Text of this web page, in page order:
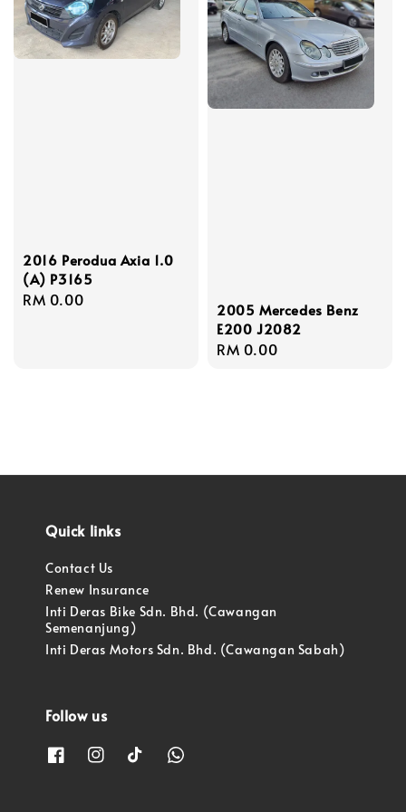
2016 Perodua Axia 1.0
(A) P3165
Regular
RM 0.00
2005 Mercedes Benz
E200 J2082
Regular
RM 0.00
Quick links
Contact Us
Renew Insurance
Inti Deras Bike Sdn. Bhd. (Cawangan
Semenanjung)
Inti Deras Motors Sdn. Bhd. (Cawangan Sabah)
Follow us